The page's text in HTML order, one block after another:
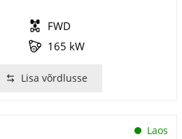
FWD
165 kW
Lisa võrdlusse
Laos